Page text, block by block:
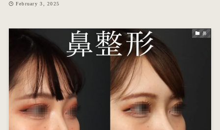
February 3, 2025
鼻